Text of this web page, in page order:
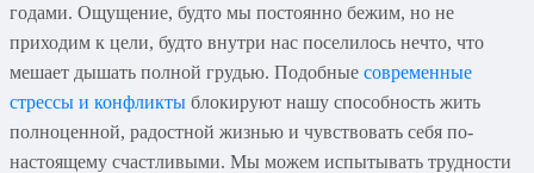
годами. Ощущение, будто мы постоянно бежим, но не
приходим к цели, будто внутри нас поселилось нечто, что
мешает дышать полной грудью. Подобные современные
стрессы и конфликты блокируют нашу способность жить
полноценной, радостной жизнью и чувствовать себя по-
настоящему счастливыми. Мы можем испытывать трудности